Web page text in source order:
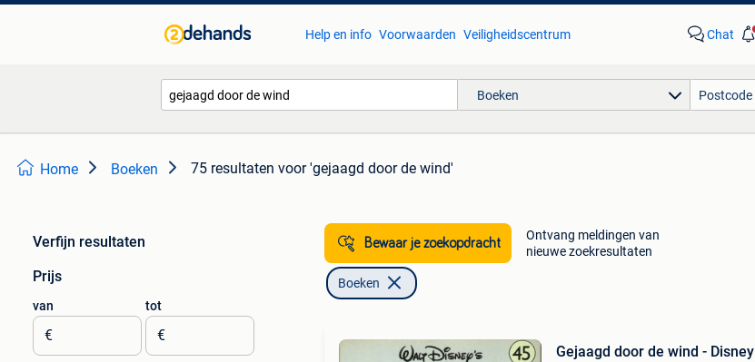
Help en info Voorwaarden Veiligheidscentrum Chat
Boeken
Home Boeken 75 resultaten voor 'gejaagd door de wind'
Verfijn resultaten
Prijs
van
€
tot
€
Bewaar je zoekopdracht
Ontvang meldingen van
nieuwe zoekresultaten
Boeken
Gejaagd door de wind - Disney